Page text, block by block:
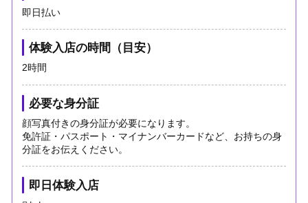
即日払い
体験入店の時間（目安）
2時間
必要な身分証
顔写真付きの身分証が必要になります。
免許証・パスポート・マイナンバーカードなど、お持ちの身
分証をお伝えください。
即日体験入店